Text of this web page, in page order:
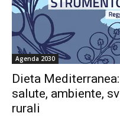
Agenda 2030
Dieta
salute, ambiente,
rurali